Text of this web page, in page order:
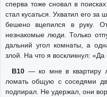
сперва тоже сновал в
стал кусаться. Ухватил его
бешено вцепился в руку.
незнакомые люди. Только
дальний угол комнаты, а
злой. На что я воскликнул:
В10— ко мне в квартиру
ломать общую с соседями
подпирал. Не удержал, они